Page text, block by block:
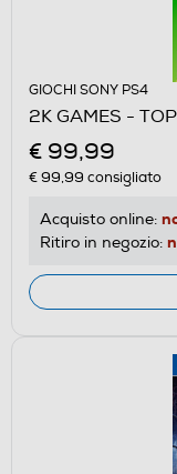
GIOCHI SONY PS4
2K GAMES -
€ 99,99
€ 99,99 consigliato
Acquisto online:
Ritiro in negozio: